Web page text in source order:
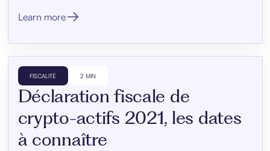
Learn more
FISCALITÉ 2 MIN
Déclaration fiscale de
crypto-actifs 2021, les dates
à connaître